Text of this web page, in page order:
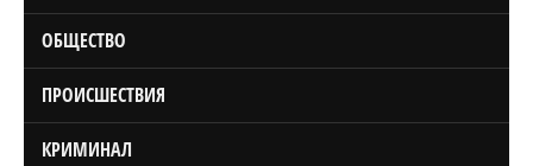
ОБЩЕСТВО
ПРОИСШЕСТВИЯ
КРИМИНАЛ